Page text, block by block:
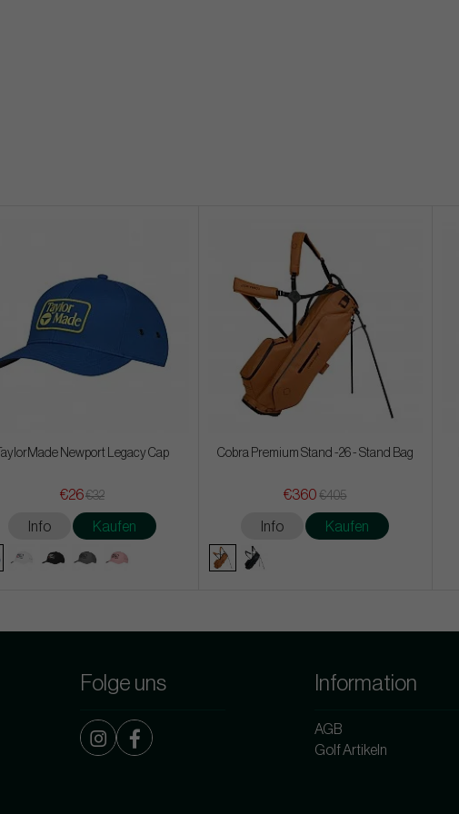
TaylorMade Newport Legacy Cap
€26€32
Info Kaufen
Cobra Premium Stand -26 - Stand Bag
€360 €405
Info Kaufen
Folge uns Information
AGB
Golf Artikeln